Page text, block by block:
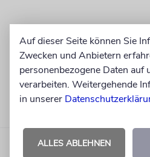
Auf dieser Seite können Sie
Zwecken und Anbietern
personenbezogene Daten auf
verarbeiten. Weitergehende
in unserer
ALLES ABLEHNEN